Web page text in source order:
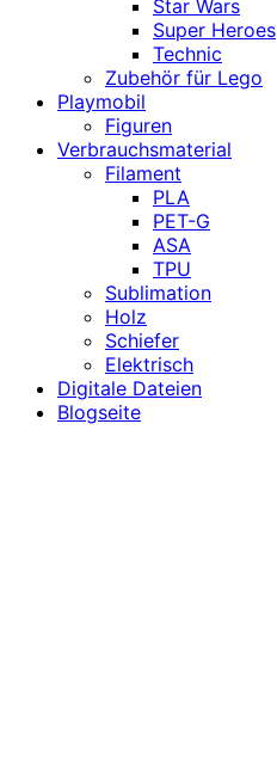
Star Wars
Super Heroes
Technic
Zubehör für Lego
Playmobil
Figuren
Verbrauchsmaterial
Filament
PLA
PET-G
ASA
TPU
Sublimation
Holz
Schiefer
Elektrisch
Digitale Dateien
Blogseite